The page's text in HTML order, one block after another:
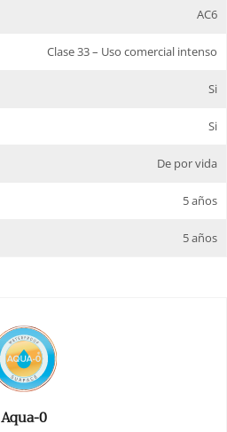
AC6
Clase 33 – Uso comercial intenso
Si
Si
De por vida
5 años
5 años
Aqua-0